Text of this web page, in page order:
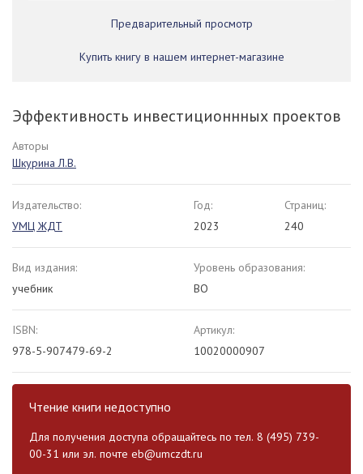
Предварительный просмотр
Купить книгу в нашем интернет-магазине
Эффективность инвестиционнных проектов
Авторы
Шкурина Л.В.
Издательство:
УМЦ ЖДТ
Год:
2023
Страниц:
240
Вид издания:
учебник
Уровень образования:
ВО
ISBN:
978-5-907479-69-2
Артикул:
10020000907
Чтение книги недоступно
Для получения доступа обращайтесь по тел. 8 (495) 739-
00-31 или эл. почте eb@umczdt.ru